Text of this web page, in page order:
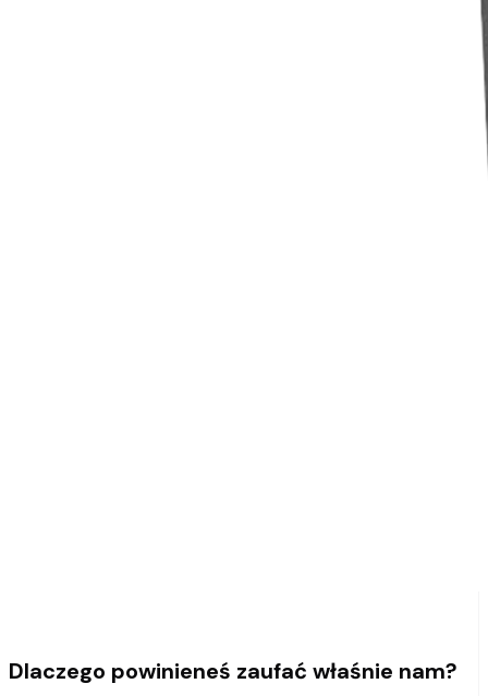
Dlaczego powinieneś zaufać właśnie nam?